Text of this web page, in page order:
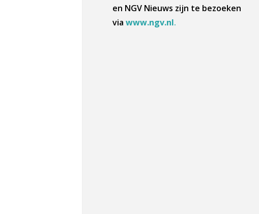
en NGV Nieuws zijn te bezoeken
via www.ngv.nl.